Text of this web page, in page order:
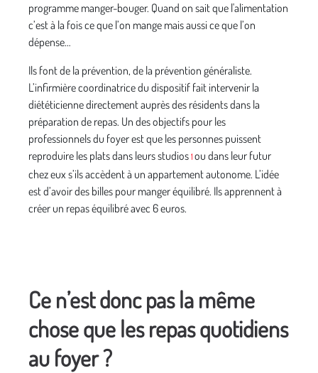
programme manger-bouger. Quand on sait que l'alimentation
c’est à la fois ce que l’on mange mais aussi ce que l’on
dépense…
Ils font de la prévention, de la prévention généraliste.
L’infirmière coordinatrice du dispositif fait intervenir la
diététicienne directement auprès des résidents dans la
préparation de repas. Un des objectifs pour les
professionnels du foyer est que les personnes puissent
reproduire les plats dans leurs studios 1 ou dans leur futur
chez eux s’ils accèdent à un appartement autonome. L’idée
est d’avoir des billes pour manger équilibré. Ils apprennent à
créer un repas équilibré avec 6 euros.
Ce n’est donc pas la même
chose que les repas quotidiens
au foyer ?